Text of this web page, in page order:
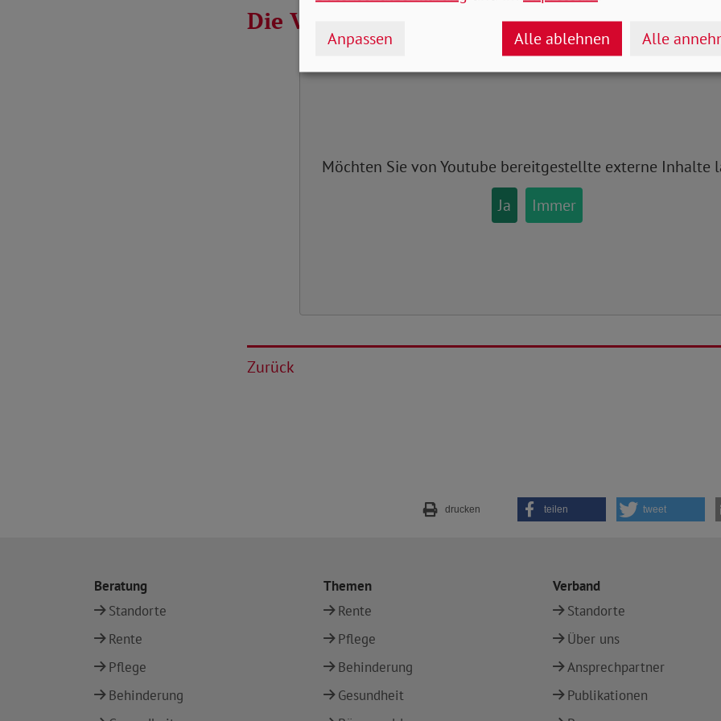
Die Veranstaltung im Live-Stream verfolgen
Möchten Sie vonYoutube bereitgestellte externe Inhalte
Ja
Immer
Zurück
drucken teilen tweet
Beratung
Standorte
Rente
Pflege
Behinderung
Themen
Rente
Pflege
Behinderung
Gesundheit
Verband
Standorte
Über uns
Ansprechpartner
Publikationen
Anpassen Alle ablehnen Alle